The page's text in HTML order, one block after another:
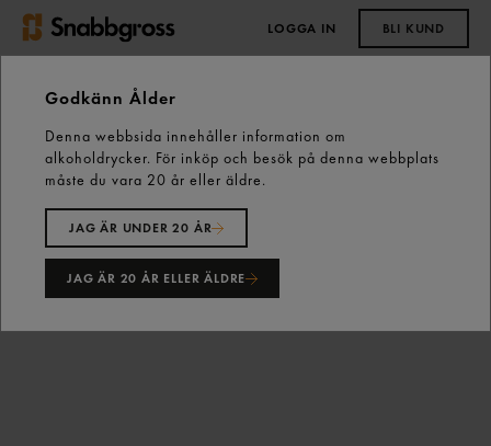
LOGGA IN BLI KUND
Start Vårt sortiment Dryck
Öl
Starköl över 4,2%
Godkänn Ålder
Denna webbsida innehåller information om
alkoholdrycker. För inköp och besök på denna webbplats
måste du vara 20 år eller äldre.
JAG ÄR UNDER 20 ÅR
JAG ÄR 20 ÅR ELLER ÄLDRE